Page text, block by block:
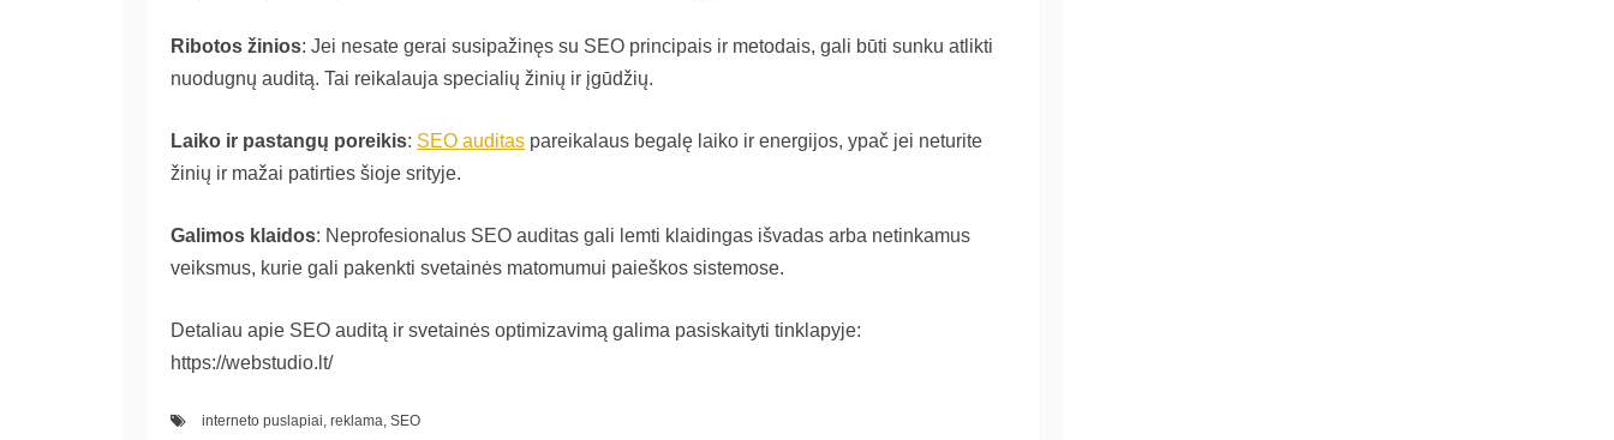
Ribotos žinios: Jei nesate gerai susipažinęs su SEO principais ir metodais, gali būti sunku atlikti
nuodugnų auditą. Tai reikalauja specialių žinių ir įgūdžių.
Laiko ir pastangų poreikis: SEO auditas pareikalaus begalę laiko ir energijos, ypač jei neturite
žinių ir mažai patirties šioje srityje.
Galimos klaidos: Neprofesionalus SEO auditas gali lemti klaidingas išvadas arba netinkamus
veiksmus, kurie gali pakenkti svetainės matomumui paieškos sistemose.
Detaliau apie SEO auditą ir svetainės optimizavimą galima pasiskaityti tinklapyje:
https://webstudio.lt/
interneto puslapiai, reklama, SEO